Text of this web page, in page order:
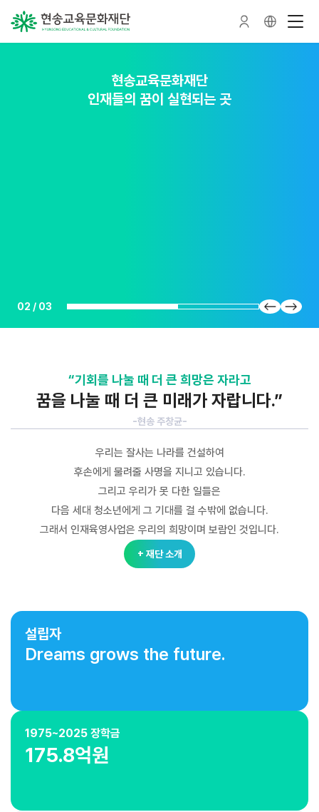
현송교육문화재단
인재를 품다
현송교육문화재단
인재들의 꿈이 실현되는 곳
현송교육문화재단
인재를 가꾸는 숲이 되다
02 / 03
“기회를 나눌 때 더 큰 희망은 자라고
꿈을 나눌 때 더 큰 미래가 자랍니다.”
-현송 주창균-
우리는 잘사는 나라를 건설하여
후손에게 물려줄 사명을 지니고 있습니다.
그리고 우리가 못 다한 일들은
다음 세대 청소년에게 그 기대를 걸 수밖에 없습니다.
그래서 인재육영사업은 우리의 희망이며 보람인 것입니다.
+ 재단 소개
설립자
Dreams grows the future.
1975~2025 장학금
175.8억원